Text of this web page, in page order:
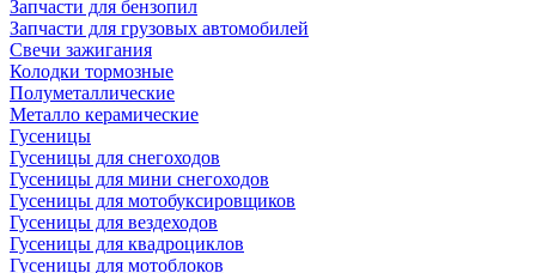
Запчасти для бензопил
Запчасти для грузовых автомобилей
Свечи зажигания
Колодки тормозные
Полуметаллические
Металло керамические
Гусеницы
Гусеницы для снегоходов
Гусеницы для мини снегоходов
Гусеницы для мотобуксировщиков
Гусеницы для вездеходов
Гусеницы для квадроциклов
Гусеницы для мотоблоков